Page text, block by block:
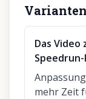
Das
Anpassung
mehr Zeit